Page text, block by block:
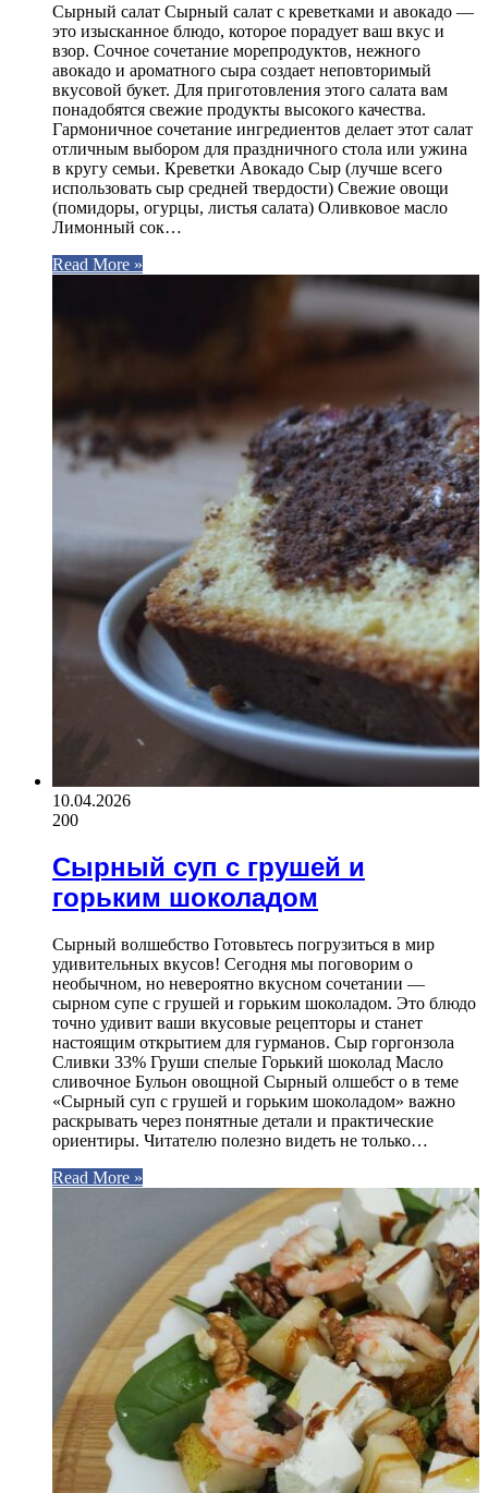
Сырный салат Сырный салат с креветками и авокадо —
это изысканное блюдо, которое порадует ваш вкус и
взор. Сочное сочетание морепродуктов, нежного
авокадо и ароматного сыра создает неповторимый
вкусовой букет. Для приготовления этого салата вам
понадобятся свежие продукты высокого качества.
Гармоничное сочетание ингредиентов делает этот салат
отличным выбором для праздничного стола или ужина
в кругу семьи. Креветки Авокадо Сыр (лучше всего
использовать сыр средней твердости) Свежие овощи
(помидоры, огурцы, листья салата) Оливковое масло
Лимонный сок…
Read More »
10.04.2026
200
Сырный суп с грушей и
горьким шоколадом
Сырный волшебство Готовьтесь погрузиться в мир
удивительных вкусов! Сегодня мы поговорим о
необычном, но невероятно вкусном сочетании —
сырном супе с грушей и горьким шоколадом. Это блюдо
точно удивит ваши вкусовые рецепторы и станет
настоящим открытием для гурманов. Сыр горгонзола
Сливки 33% Груши спелые Горький шоколад Масло
сливочное Бульон овощной Сырный олшебст о в теме
«Сырный суп с грушей и горьким шоколадом» важно
раскрывать через понятные детали и практические
ориентиры. Читателю полезно видеть не только…
Read More »